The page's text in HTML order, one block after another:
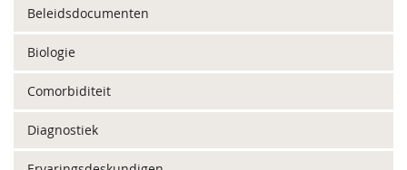
Beleidsdocumenten
Biologie
Comorbiditeit
Diagnostiek